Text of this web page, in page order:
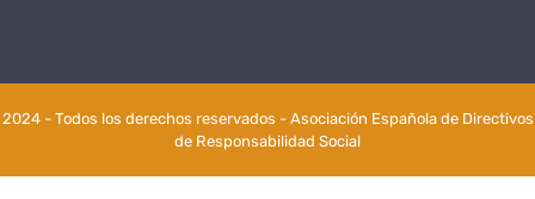
2024 - Todos los derechos reservados - Asociación Española de Directivos
de Responsabilidad Social